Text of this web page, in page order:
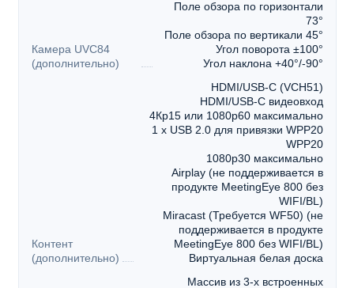
Камера UVC84
(дополнительно)
Поле обзора по горизонтали
73°
Поле обзора по вертикали 45°
Угол поворота ±100°
Угол наклона +40°/-90°
Контент
(дополнительно)
HDMI/USB-C (VCH51)
HDMI/USB-C видеовход
4Кp15 или 1080p60 максимально
1 x USB 2.0 для привязки WPP20
WPP20
1080p30 максимально
Airplay (не поддерживается в
продукте MeetingEye 800 без
WIFI/BL)
Miracast (Требуется WF50) (не
поддерживается в продукте
MeetingEye 800 без WIFI/BL)
Виртуальная белая доска
Массив из 3-х встроенных